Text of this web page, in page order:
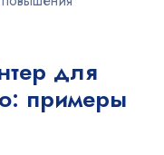
для
примеры